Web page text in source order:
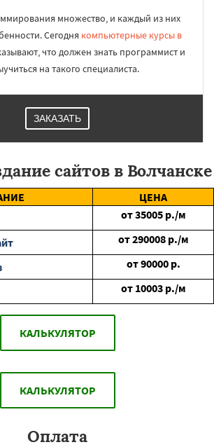
множество, и каждый из них
Сегодня компьютерные курсы в
что должен знать программист и
на такого специалиста.
ЗАКАЗАТЬ
сайтов в Волчанске
ЦЕНА
от35005 р./м
от290008 р./м
от90000 р.
от 10003 р./м
КАЛЬКУЛЯТОР
КАЛЬКУЛЯТОР
Оплата